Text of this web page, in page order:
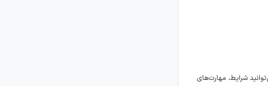
شرایط، مهارت‌های